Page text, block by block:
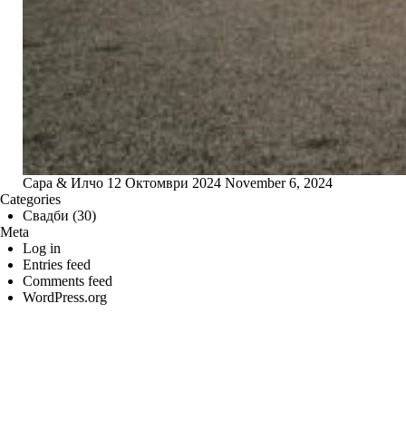
Сара & Илчо 12 Октомври 2024 November 6, 2024
Categories
Свадби (30)
Meta
Log in
Entries feed
Comments feed
WordPress.org